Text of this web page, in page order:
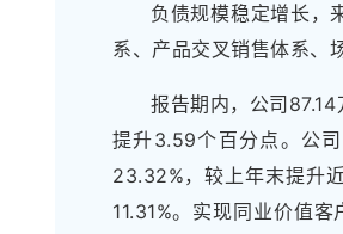
负债规模稳定增长，
系、产品交叉销售体系、
报告期内，公司
提升3.59个百分点。公
23.32%，较上年末提升
11.31%。实现同业价值